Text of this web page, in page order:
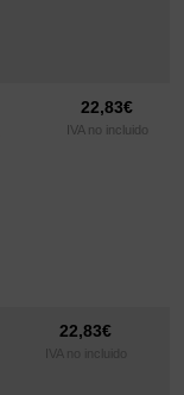
22,83€
IVA no incluido
22,83€
IVA no incluido